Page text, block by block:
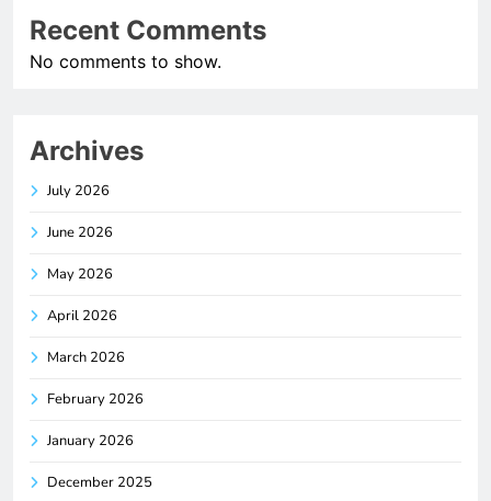
Recent Comments
No comments to show.
Archives
July 2026
June 2026
May 2026
April 2026
March 2026
February 2026
January 2026
December 2025